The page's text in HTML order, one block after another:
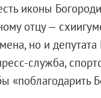
иконы
отцу —
но и
служба,
«поблагодарить